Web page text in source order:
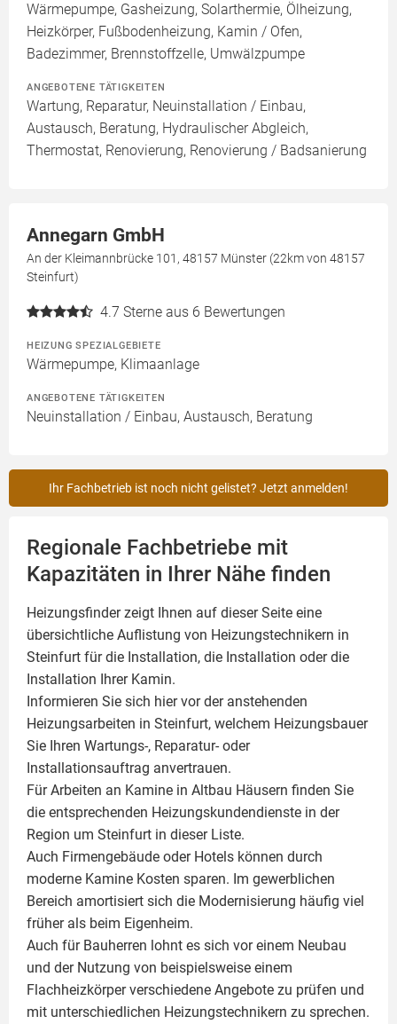
Wärmepumpe, Gasheizung, Solarthermie, Ölheizung,
Heizkörper, Fußbodenheizung, Kamin / Ofen,
Badezimmer, Brennstoffzelle, Umwälzpumpe
ANGEBOTENE TÄTIGKEITEN
Wartung, Reparatur, Neuinstallation / Einbau,
Austausch, Beratung, Hydraulischer Abgleich,
Thermostat, Renovierung, Renovierung / Badsanierung
Annegarn GmbH
An der Kleimannbrücke 101, 48157 Münster (22km von 48157
Steinfurt)
4.7 Sterne aus 6 Bewertungen
HEIZUNG SPEZIALGEBIETE
Wärmepumpe, Klimaanlage
ANGEBOTENE TÄTIGKEITEN
Neuinstallation / Einbau, Austausch, Beratung
Ihr Fachbetrieb ist noch nicht gelistet? Jetzt anmelden!
Regionale Fachbetriebe mit
Kapazitäten in Ihrer Nähe finden
Heizungsfinder zeigt Ihnen auf dieser Seite eine
übersichtliche Auflistung von Heizungstechnikern in
Steinfurt für die Installation, die Installation oder die
Installation Ihrer Kamin.
Informieren Sie sich hier vor der anstehenden
Heizungsarbeiten in Steinfurt, welchem Heizungsbauer
Sie Ihren Wartungs-, Reparatur- oder
Installationsauftrag anvertrauen.
Für Arbeiten an Kamine in Altbau Häusern finden Sie
die entsprechenden Heizungskundendienste in der
Region um Steinfurt in dieser Liste.
Auch Firmengebäude oder Hotels können durch
moderne Kamine Kosten sparen. Im gewerblichen
Bereich amortisiert sich die Modernisierung häufig viel
früher als beim Eigenheim.
Auch für Bauherren lohnt es sich vor einem Neubau
und der Nutzung von beispielsweise einem
Flachheizkörperverschiedene Angebote zu prüfen und
mit unterschiedlichen Heizungstechnikern zu sprechen.